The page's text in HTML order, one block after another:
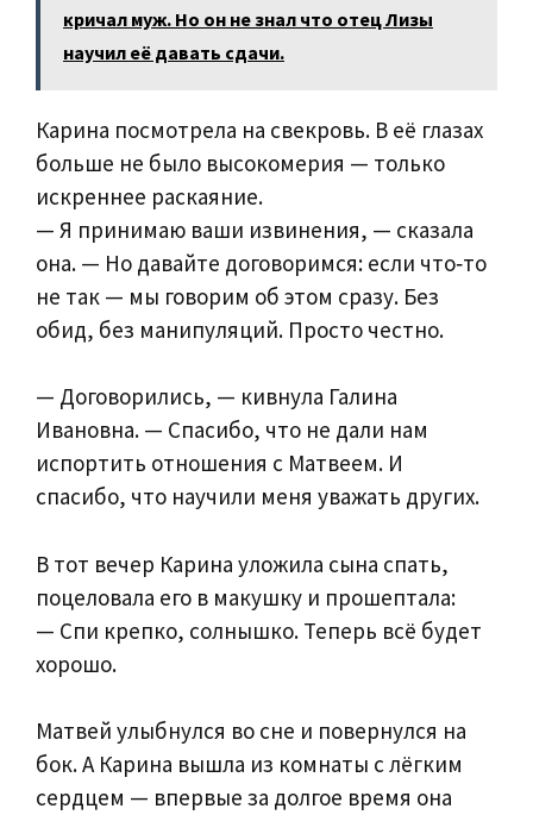
кричал муж. Но он не знал что отец Лизы
научил её давать сдачи.
Карина посмотрела на свекровь. В её глазах
больше не было высокомерия — только
искреннее раскаяние.
— Я принимаю ваши извинения, — сказала
она. — Но давайте договоримся: если что‑то
не так — мы говорим об этом сразу. Без
обид, без манипуляций. Просто честно.
— Договорились, — кивнула Галина
Ивановна. — Спасибо, что не дали нам
испортить отношения с Матвеем. И
спасибо, что научили меня уважать других.
В тот вечер Карина уложила сына спать,
поцеловала его в макушку и прошептала:
— Спи крепко, солнышко. Теперь всё будет
хорошо.
Матвей улыбнулся во сне и повернулся на
бок. А Карина вышла из комнаты с лёгким
сердцем — впервые за долгое время она